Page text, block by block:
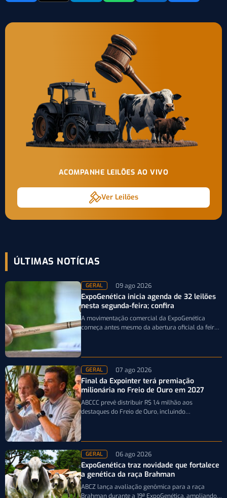
ACOMPANHE LEILÕES AO VIVO
Ver Leilões
ÚLTIMAS NOTÍCIAS
GERAL 09 ago 2026
ExpoGenética inicia agenda de 32 leilões
nesta segunda-feira; confira
A movimentação comercial da ExpoGenética
começa antes mesmo da abertura oficial da feira.
GERAL 07 ago 2026
Final da Expointer terá premiação
milionária no Freio de Ouro em 2027
ABCCC prevê distribuir R$ 1,4 milhão aos
destaques do Freio de Ouro, incluindo
GERAL 06 ago 2026
ExpoGenética traz novidade que fortalece
a genética da raça Brahman
ABCZ lança avaliação genômica para a raça
Brahman durante a 19ª ExpoGenética, ampliando a